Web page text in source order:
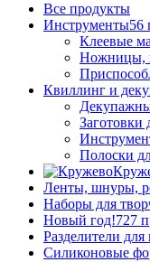
Все продукты
Инструменты56
Клеевые
Ножницы,
Квиллинг и
Заготовки
Полоски
Ленты, шнуры,
Наборы для
Новый год!727
Разделители для
Силиконовые